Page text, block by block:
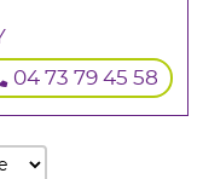
04 73 79 45 58